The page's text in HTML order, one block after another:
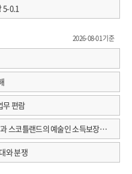
5-0.1
2026-08-01 기준
무 편람
스코틀랜드의 예술인 소득보장정
와 분쟁